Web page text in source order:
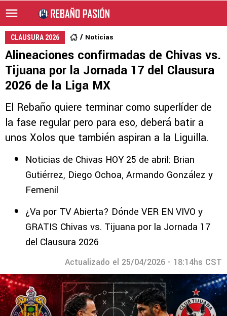
CLAUSURA 2026 Noticias
Alineaciones confirmadas de Chivas vs.
Tijuana por la Jornada 17 del Clausura
2026 de la Liga MX
El Rebaño quiere terminar como superlíder de
la fase regular pero para eso, deberá batir a
unos Xolos que también aspiran a la Liguilla.
Noticias de Chivas HOY 25 de abril: Brian
Gutiérrez, Diego Ochoa, Armando González y
Femenil
¿Va por TV Abierta? Dónde VER EN VIVO y
GRATIS Chivas vs. Tijuana por la Jornada 17
del Clausura 2026
Actualizado el 25/04/2026 - 18:14hs CST